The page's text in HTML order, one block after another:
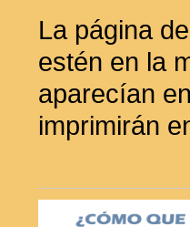
La página
estén en la
aparecían
imprimirán